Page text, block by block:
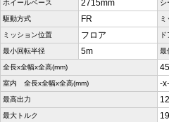
ホイールベース 2715mm シ
駆動方式 FR ミ
ミッション位置 フロア
最小回転半径 5m 最
全長x全幅x全高(mm)
室内 全長x全幅x全高(mm) -
最高出力
最大トルク